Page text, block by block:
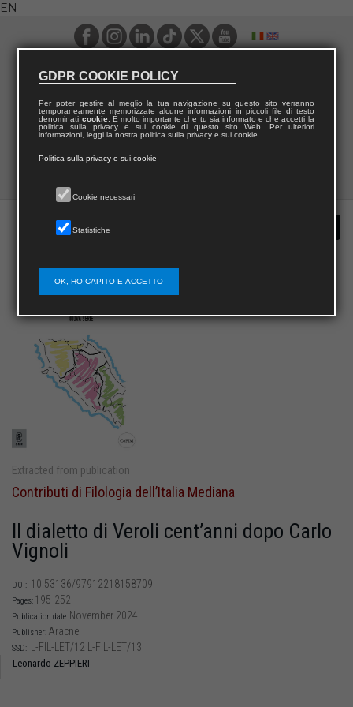
EN
Extracted from publication
Contributi di Filologia dell’Italia Mediana
Il dialetto di Veroli cent’anni dopo Carlo
Vignoli
DOI: 10.53136/97912218158709
Pages: 195-252
Publication date: November 2024
Publisher: Aracne
SSD: L-FIL-LET/12 L-FIL-LET/13
Leonardo ZEPPIERI
GDPR COOKIE POLICY
Per poter gestire al meglio la tua navigazione su questo sito verranno
temporaneamente memorizzate alcune informazioni in piccoli file di testo
denominati cookie. È molto importante che tu sia informato e che accetti la
politica sulla privacy e sui cookie di questo sito Web. Per ulteriori
informazioni, leggi la nostra politica sulla privacy e sui cookie.
Politica sulla privacy e sui cookie
Cookie necessari
Statistiche
OK, HO CAPITO E ACCETTO